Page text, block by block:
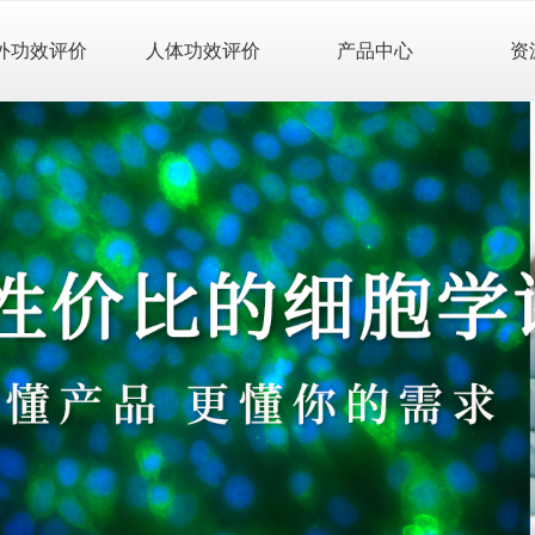
功效评价 人体功效评价 产品中心 资